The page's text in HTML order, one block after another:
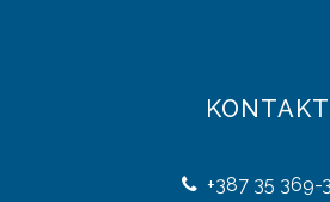
KONTAKT
+387 35 369-